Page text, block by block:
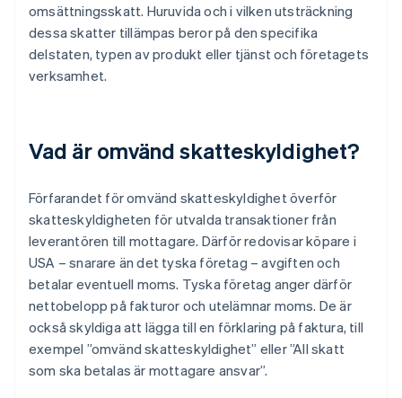
omsättningsskatt. Huruvida och i vilken utsträckning
dessa skatter tillämpas beror på den specifika
delstaten, typen av produkt eller tjänst och företagets
verksamhet.
Vad är omvänd skatteskyldighet?
Förfarandet för omvänd skatteskyldighet överför
skatteskyldigheten för utvalda transaktioner från
leverantören till mottagare. Därför redovisar köpare i
USA – snarare än det tyska företag – avgiften och
betalar eventuell moms. Tyska företag anger därför
nettobelopp på fakturor och utelämnar moms. De är
också skyldiga att lägga till en förklaring på faktura, till
exempel ”omvänd skatteskyldighet” eller ”All skatt
som ska betalas är mottagare ansvar”.